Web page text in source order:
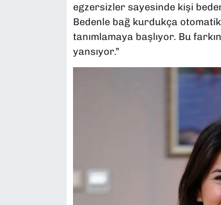
egzersizler sayesinde kişi
Bedenle bağ kurdukça
tanımlamaya başlıyor. Bu
yansıyor.”